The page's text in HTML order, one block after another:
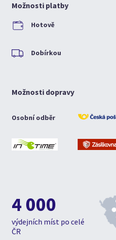
Možnosti platby
Hotově
Dobírkou
Možnosti dopravy
Osobní odběr
4 000
výdejních míst po celé
ČR